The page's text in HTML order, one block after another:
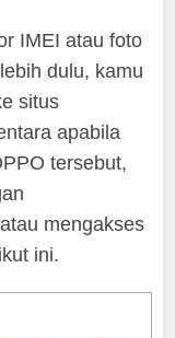
IMEI atau foto
dulu, kamu
situs
apabila
tersebut,
mengakses
ini.